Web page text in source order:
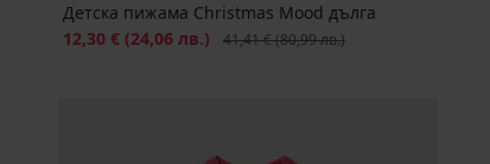
Детска пижама Christmas Mood дълга
Намаление
12,30 € (24,06 лв.) Първоначална цена
41,41 €(80,99 лв.)